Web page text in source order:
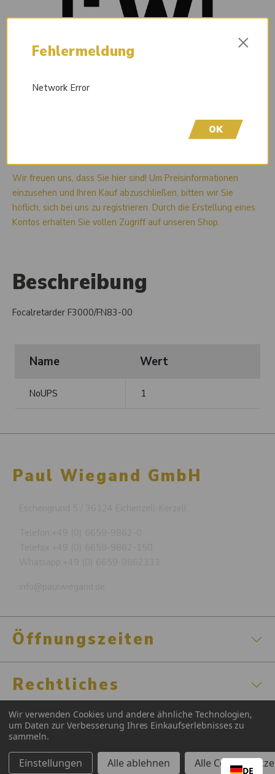
Wir freuen uns, dass Sie hier sind! Um Preisinformationen
einzusehen und Ihren Kauf abzuschließen, bitten wir Sie
höflich, sich bei uns zu registrieren. Durch die Erstellung eines
Kontos erhalten Sie vollen Zugriff auf unseren Shop.
Beschreibung
Focalretarder F3000/FN83-00
Name Wert
NoUPS 1
Paul Wiegand GmbH
Öffnungszeiten
Rechtliches
Zertifizierungen
Wir verwenden Cookies und andere ähnliche Technologien,
um Daten zur Verbesserung Ihres Einkaufserlebnisses zu
sammeln.
Einstellungen Alle ablehnen Alle Cookies
DE
Fehlermeldung ×
Network Error
OK